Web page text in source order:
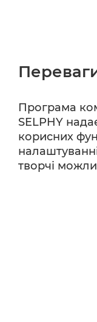
Програма
SELPHY
корисних
творчі